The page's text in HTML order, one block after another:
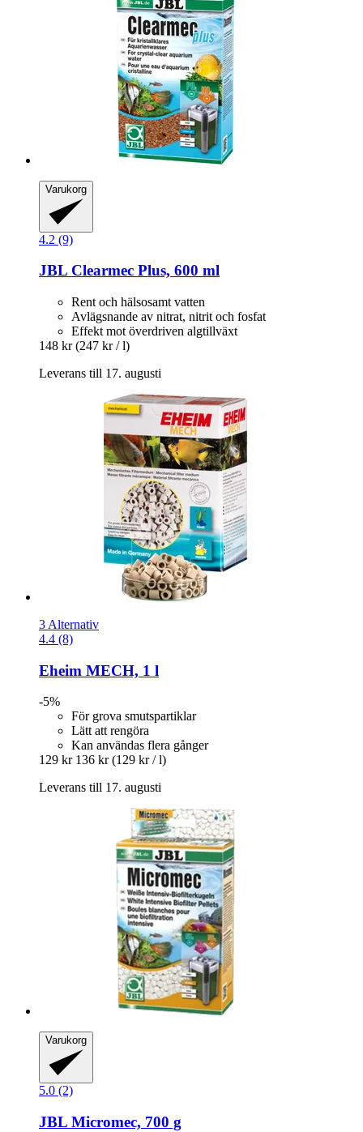
Varukorg
4.2 (9)
JBL Clearmec Plus, 600 ml
Rent och hälsosamt vatten
Avlägsnande av nitrat, nitrit och fosfat
Effekt mot överdriven algtillväxt
148 kr (247 kr / l)
Leverans till 17. augusti
3 Alternativ
4.4 (8)
Eheim MECH, 1 l
-5%
För grova smutspartiklar
Lätt att rengöra
Kan användas flera gånger
129 kr 136 kr (129 kr / l)
Leverans till 17. augusti
Varukorg
5.0 (2)
JBL Micromec, 700 g